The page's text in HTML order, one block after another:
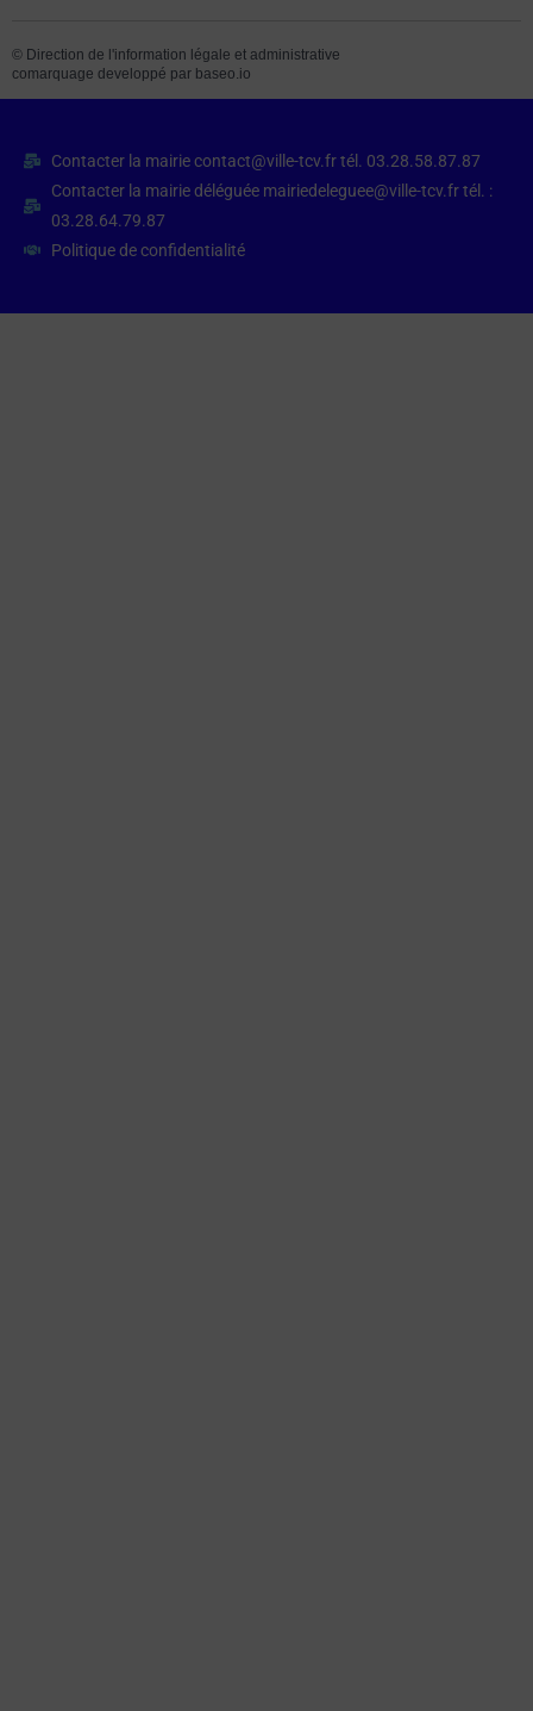
© Direction de l'information légale et administrative
comarquage developpé par baseo.io
Contacter la mairie contact@ville-tcv.fr tél. 03.28.58.87.87
Contacter la mairie déléguée mairiedeleguee@ville-tcv.fr tél. :
03.28.64.79.87
Politique de confidentialité